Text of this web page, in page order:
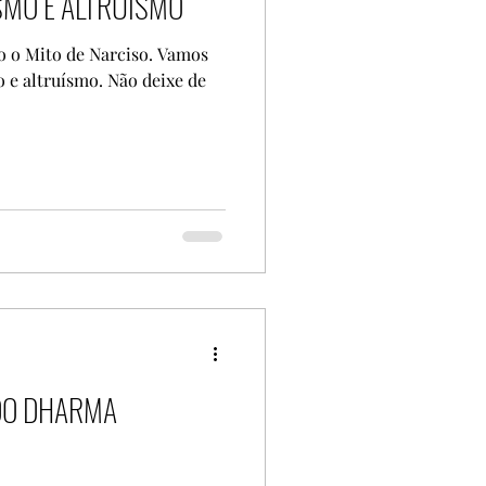
3º ANO
o Mito de Narciso. Vamos
e altruísmo. Não deixe de
DHARMA